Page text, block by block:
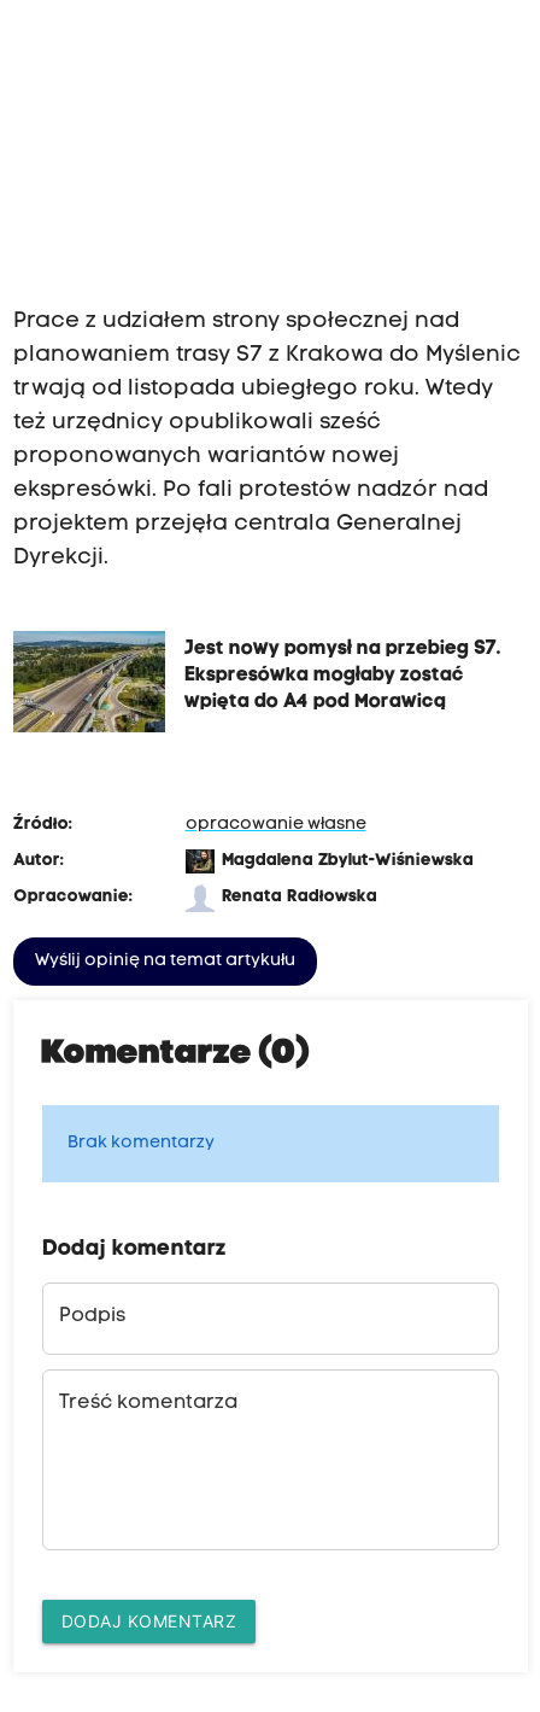
Prace z udziałem strony społecznej nad
planowaniem trasy S7 z Krakowa do Myślenic
trwają od listopada ubiegłego roku. Wtedy
też urzędnicy opublikowali sześć
proponowanych wariantów nowej
ekspresówki. Po fali protestów nadzór nad
projektem przejęła centrala Generalnej
Dyrekcji.
Jest nowy pomysł na przebieg S7.
Ekspresówka mogłaby zostać
wpięta do A4 pod Morawicą
Źródło:
opracowanie własne
Autor:
Magdalena Zbylut-Wiśniewska
Opracowanie:
Renata Radłowska
Wyślij opinię na temat artykułu
Komentarze (0)
Brak komentarzy
Dodaj komentarz
Podpis
Treść komentarza
DODAJ KOMENTARZ